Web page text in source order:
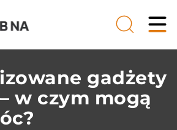
gadżety
w czym mogą